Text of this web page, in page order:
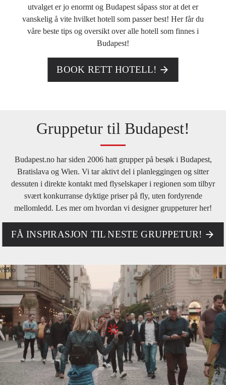
utvalget er jo enormt og Budapest såpass stor at det er
vanskelig å vite hvilket hotell som passer best! Her får du
våre beste tips og oversikt over alle hotell som finnes i
Budapest!
BOOK RETT HOTELL!
Gruppetur til Budapest!
Budapest.no har siden 2006 hatt grupper på besøk i Budapest,
Bratislava og Wien. Vi tar aktivt del i planleggingen og sitter
dessuten i direkte kontakt med flyselskaper i regionen som tilbyr
svært konkurranse dyktige priser på fly, uten fordyrende
mellomledd. Les mer om hvordan vi designer gruppeturer her!
FÅ INSPIRASJON TIL NESTE GRUPPETUR!
video